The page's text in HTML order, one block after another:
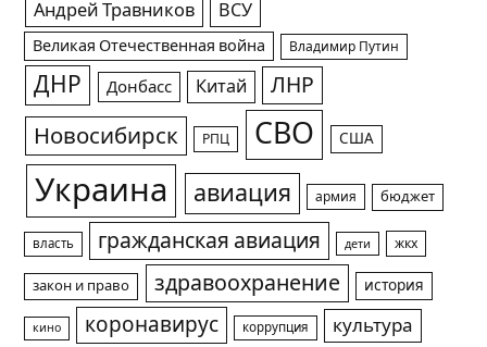
Андрей Травников ВСУ
Великая Отечественная война Владимир Путин
ДНР Донбасс Китай ЛНР
Новосибирск РПЦ СВО США
Украина авиация армия бюджет
власть гражданская авиация дети жкх
закон и право здравоохранение история
кино коронавирус коррупция
культура